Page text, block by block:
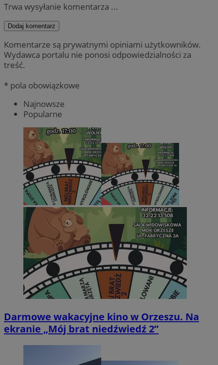
Trwa wysyłanie komentarza ...
Dodaj komentarz
Komentarze są prywatnymi opiniami użytkowników.
Wydawca portalu nie ponosi odpowiedzialności za
treść.
* pola obowiązkowe
Najnowsze
Popularne
Darmowe wakacyjne kino w Orzeszu. Na
ekranie „Mój brat niedźwiedź 2”